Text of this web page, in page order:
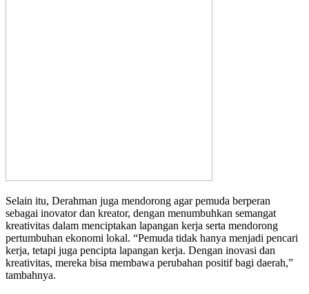
Selain itu, Derahman juga mendorong agar pemuda berperan
sebagai inovator dan kreator, dengan menumbuhkan semangat
kreativitas dalam menciptakan lapangan kerja serta mendorong
pertumbuhan ekonomi lokal. “Pemuda tidak hanya menjadi pencari
kerja, tetapi juga pencipta lapangan kerja. Dengan inovasi dan
kreativitas, mereka bisa membawa perubahan positif bagi daerah,”
tambahnya.